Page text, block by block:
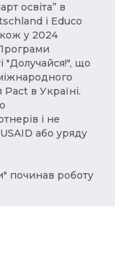
освіта” в
і Educo
у 2024
"Долучайся!", що
в Україні.
і не
або уряду
починав роботу